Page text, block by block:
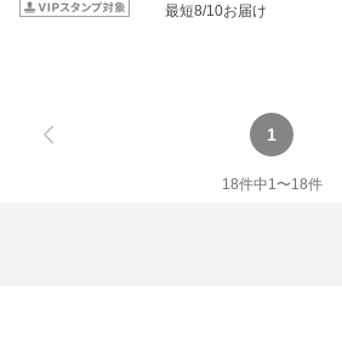
最短8/10お届け
1
18件中1 〜18件